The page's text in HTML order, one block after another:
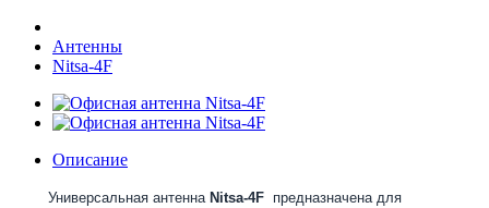
Антенны
Nitsa-4F
Описание
Универсальная антенна Nitsa-4F предназначена для